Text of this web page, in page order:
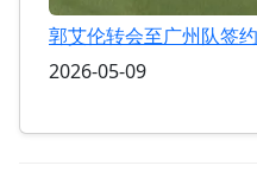
郭艾伦转会至广州队签
2026-05-09